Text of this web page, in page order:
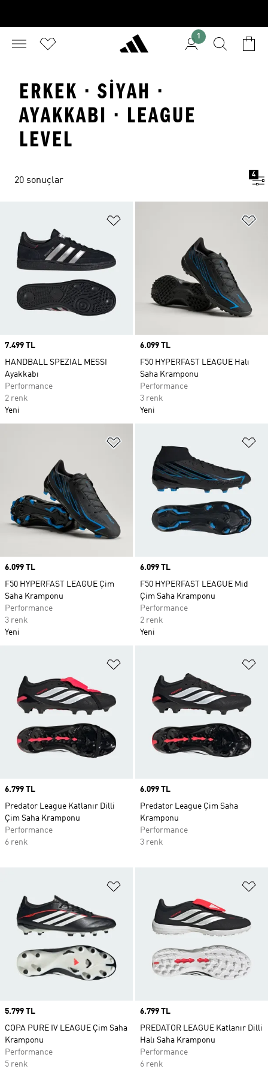
1
ERKEK · SIYAH ·
AYAKKABI · LEAGUE
LEVEL
20 sonuçlar
4
Price
7.499 TL
HANDBALL SPEZIAL MESSI
Ayakkabı
Performance
2 renk
Yeni
Price
6.099 TL
F50 HYPERFAST LEAGUE Halı
Saha Kramponu
Performance
3 renk
Yeni
Price
6.099 TL
F50 HYPERFAST LEAGUE Çim
Saha Kramponu
Performance
3 renk
Yeni
Price
6.099 TL
F50 HYPERFAST LEAGUE Mid
Çim Saha Kramponu
Performance
2 renk
Yeni
Price
6.799 TL
Predator League Katlanır Dilli
Çim Saha Kramponu
Performance
6 renk
Price
6.099 TL
Predator League Çim Saha
Kramponu
Performance
3 renk
Price
5.799 TL
COPA PURE IV LEAGUE Çim Saha
Kramponu
Performance
5 renk
Price
6.799 TL
PREDATOR LEAGUE Katlanır Dilli
Halı Saha Kramponu
Performance
6 renk